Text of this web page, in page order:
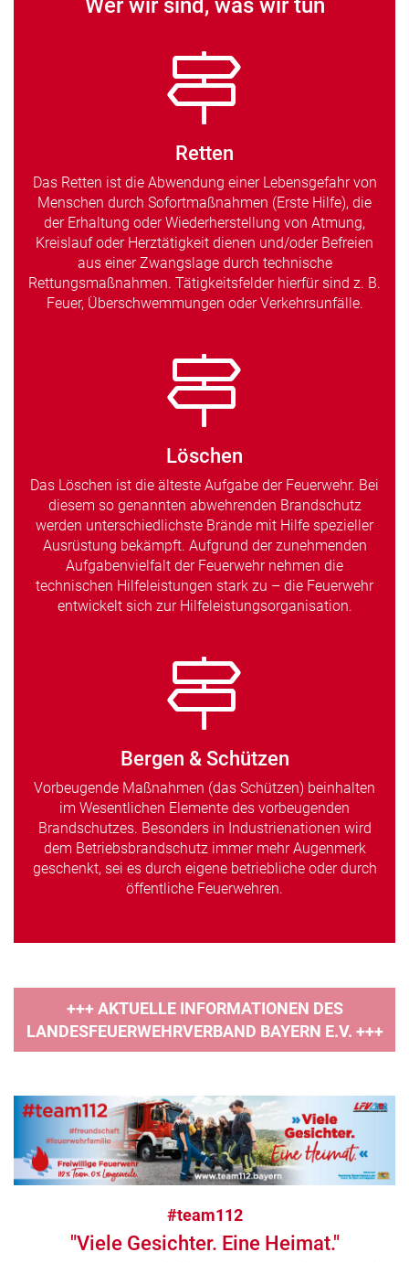
Wer wir sind, was wir tun
Retten
Das Retten ist die Abwendung einer Lebensgefahr von
Menschen durch Sofortmaßnahmen (Erste Hilfe), die
der Erhaltung oder Wiederherstellung von Atmung,
Kreislauf oder Herztätigkeit dienen und/oder Befreien
aus einer Zwangslage durch technische
Rettungsmaßnahmen. Tätigkeitsfelder hierfür sind z. B.
Feuer, Überschwemmungen oder Verkehrsunfälle.
Löschen
Das Löschen ist die älteste Aufgabe der Feuerwehr. Bei
diesem so genannten abwehrenden Brandschutz
werden unterschiedlichste Brände mit Hilfe spezieller
Ausrüstung bekämpft. Aufgrund der zunehmenden
Aufgabenvielfalt der Feuerwehr nehmen die
technischen Hilfeleistungen stark zu – die Feuerwehr
entwickelt sich zur Hilfeleistungsorganisation.
Bergen & Schützen
Vorbeugende Maßnahmen (das Schützen) beinhalten
im Wesentlichen Elemente des vorbeugenden
Brandschutzes. Besonders in Industrienationen wird
dem Betriebsbrandschutz immer mehr Augenmerk
geschenkt, sei es durch eigene betriebliche oder durch
öffentliche Feuerwehren.
+++ AKTUELLE INFORMATIONEN DES
LANDESFEUERWEHRVERBAND BAYERN E.V. +++
#team112
"Viele Gesichter. Eine Heimat."